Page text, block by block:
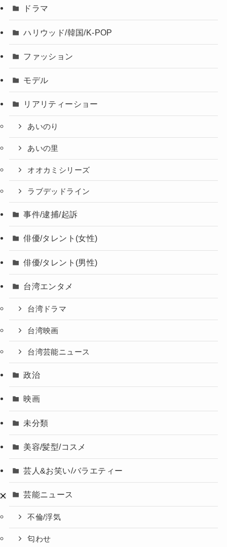
ドラマ
ハリウッド/韓国/K-POP
ファッション
モデル
リアリティーショー
あいのり
あいの里
オオカミシリーズ
ラブデッドライン
事件/逮捕/起訴
俳優/タレント(女性)
俳優/タレント(男性)
台湾エンタメ
台湾ドラマ
台湾映画
台湾芸能ニュース
政治
映画
未分類
美容/髪型/コスメ
芸人&お笑い/バラエティー
芸能ニュース
不倫/浮気
匂わせ